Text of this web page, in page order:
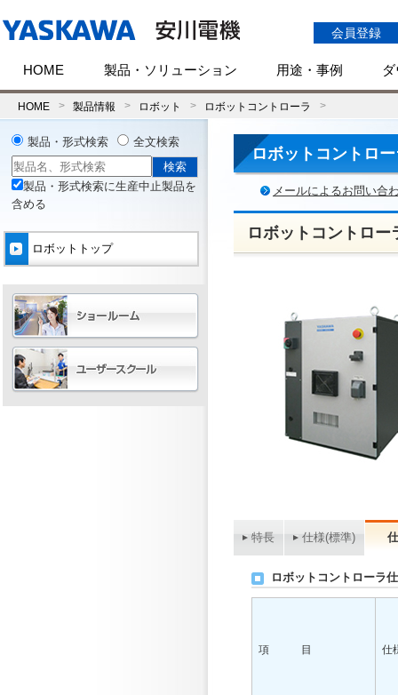
会員登録
HOME 製品・ソリューション 用途・事例
HOME 製品情報 ロボット ロボットコントローラ
ロボットコントロ
メールによるお問い合
ロボットコントロ
特長 仕様(標準)
ロボットコントローラ
項 目 仕
製品・形式検索 全文検索
製品・形式検索に生産中止製品を
含める
ロボットトップ